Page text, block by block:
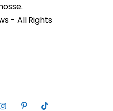
- All Rights